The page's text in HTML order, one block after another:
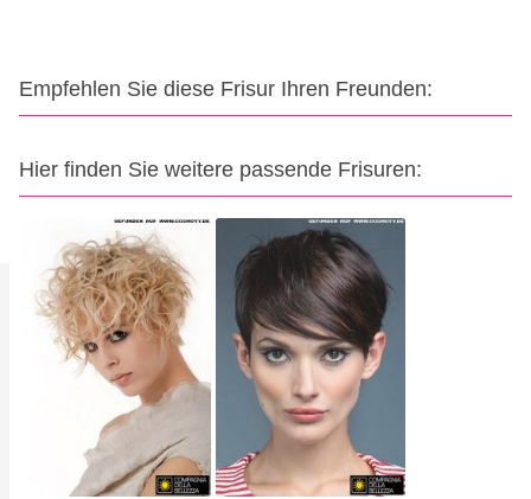
Empfehlen Sie diese Frisur Ihren Freunden:
Hier finden Sie weitere passende Frisuren: